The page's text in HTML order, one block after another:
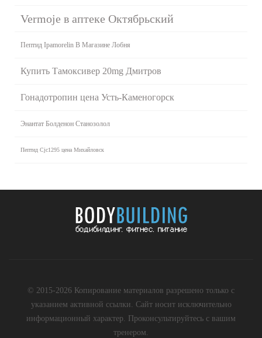
Vermoje в аптеке Октябрьский
Пептид Ipamorelin В Магазине Лобня
Купить Тамоксивер 20mg Дмитров
Гонадотропин цена Усть-Каменогорск
Энантат Болденон Станозолол
Пептид Cjc1295 цена Михайловск
© 2015-2026 Копирование материалов разрешено только с
указанием активной ссылки. Сайт носит исключительно
информационный характер. Проконсультируйтесь с вашим
тренером.